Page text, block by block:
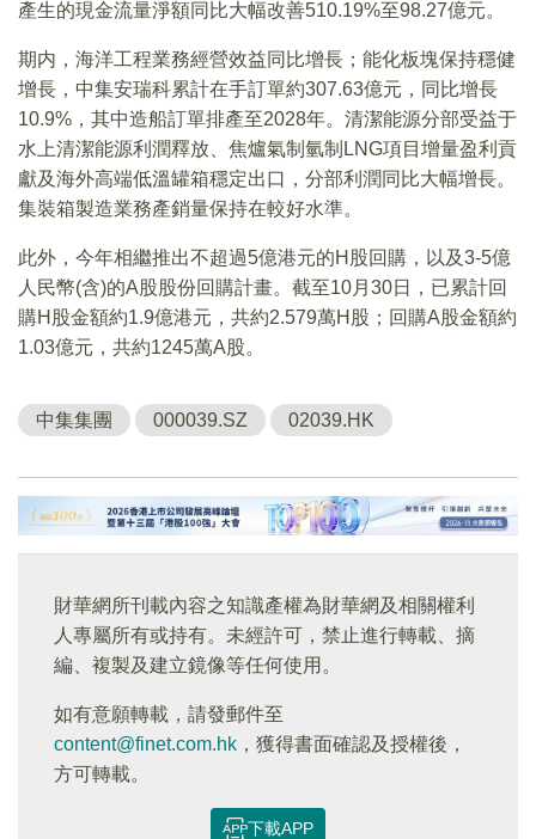
產生的現金流量淨額同比大幅改善510.19%至98.27億元。
期内，海洋工程業務經營效益同比增長；能化板塊保持穩健
增長，中集安瑞科累計在手訂單約307.63億元，同比增長
10.9%，其中造船訂單排產至2028年。清潔能源分部受益于
水上清潔能源利潤釋放、焦爐氣制氫制LNG項目增量盈利貢
獻及海外高端低溫罐箱穩定出口，分部利潤同比大幅增長。
集裝箱製造業務產銷量保持在較好水準。
此外，今年相繼推出不超過5億港元的H股回購，以及3-5億
人民幣(含)的A股股份回購計畫。截至10月30日，已累計回
購H股金額約1.9億港元，共約2.579萬H股；回購A股金額約
1.03億元，共約1245萬A股。
中集集團 000039.SZ 02039.HK
財華網所刊載內容之知識產權為財華網及相關權利
人專屬所有或持有。未經許可，禁止進行轉載、摘
編、複製及建立鏡像等任何使用。
如有意願轉載，請發郵件至
content@finet.com.hk ，獲得書面確認及授權後，
方可轉載。
下載APP